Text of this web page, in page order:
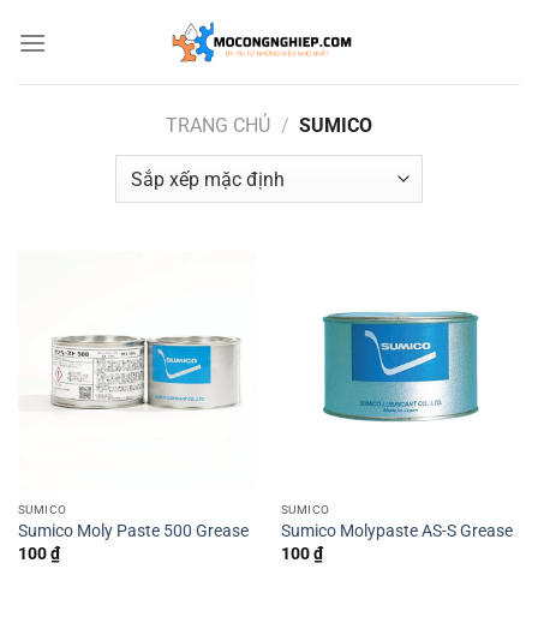
qua
TRANG CHỦ / SUMICO
SUMICO
Sumico Moly Paste 500 Grease
100₫
SUMICO
Sumico Molypaste AS-S Grease
100₫